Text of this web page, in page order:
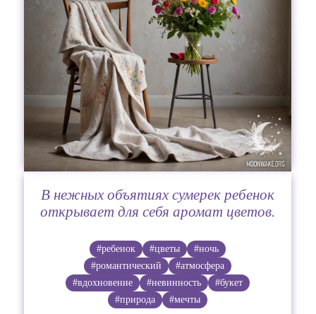
В нежных объятиях сумерек ребенок
открывает для себя аромат цветов.
#ребенок #цветы
#ночь
#романтический
#атмосфера
#вдохновение
#невинность
#букет
#природа
#мечты